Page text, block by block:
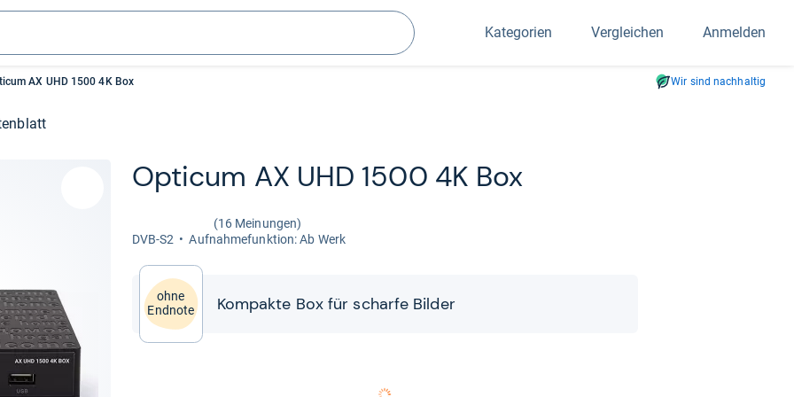
Suchen
Kategorien Vergleichen Anmelden
AX UHD 1500 4K Box Wir sind nachhaltig
Opti­cum AX UHD 1500 4K Box
(16 Meinungen)
DVB-​S2
Auf­nah­me­funk­tion: Ab Werk
ohne
Endnote
Kom­pakte Box für scharfe Bil­der